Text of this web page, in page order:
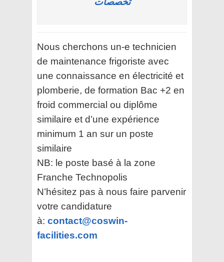
Nous cherchons un-e technicien
de maintenance frigoriste avec
une connaissance en électricité et
plomberie, de formation Bac +2 en
froid commercial ou diplôme
similaire et d’une expérience
minimum 1 an sur un poste
similaire
NB: le poste basé à la zone
Franche Technopolis
N’hésitez pas à nous faire parvenir
votre candidature
à: contact@coswin-
facilities.com